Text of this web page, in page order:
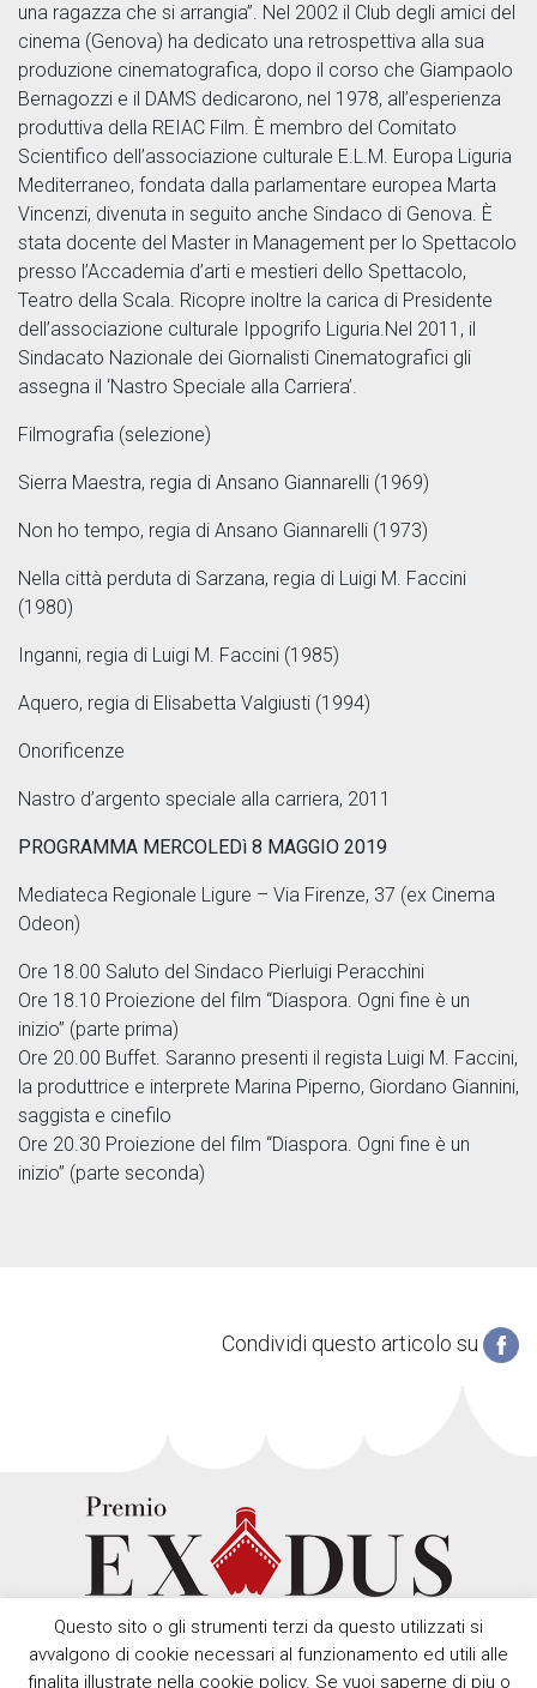
una ragazza che si arrangia”. Nel 2002 il Club degli amici del
cinema (Genova) ha dedicato una retrospettiva alla sua
produzione cinematografica, dopo il corso che Giampaolo
Bernagozzi e il DAMS dedicarono, nel 1978, all’esperienza
produttiva della REIAC Film. È membro del Comitato
Scientifico dell’associazione culturale E.L.M. Europa Liguria
Mediterraneo, fondata dalla parlamentare europea Marta
Vincenzi, divenuta in seguito anche Sindaco di Genova. È
stata docente del Master in Management per lo Spettacolo
presso l’Accademia d’arti e mestieri dello Spettacolo,
Teatro della Scala. Ricopre inoltre la carica di Presidente
dell’associazione culturale Ippogrifo Liguria.Nel 2011, il
Sindacato Nazionale dei Giornalisti Cinematografici gli
assegna il ‘Nastro Speciale alla Carriera’.
Filmografia (selezione)
Sierra Maestra, regia di Ansano Giannarelli (1969)
Non ho tempo, regia di Ansano Giannarelli (1973)
Nella città perduta di Sarzana, regia di Luigi M. Faccini
(1980)
Inganni, regia di Luigi M. Faccini (1985)
Aquero, regia di Elisabetta Valgiusti (1994)
Onorificenze
Nastro d’argento speciale alla carriera, 2011
PROGRAMMA MERCOLEDì 8 MAGGIO 2019
Mediateca Regionale Ligure – Via Firenze, 37 (ex Cinema
Odeon)
Ore 18.00 Saluto del Sindaco Pierluigi Peracchini
Ore 18.10 Proiezione del film “Diaspora. Ogni fine è un
inizio” (parte prima)
Ore 20.00 Buffet. Saranno presenti il regista Luigi M. Faccini,
la produttrice e interprete Marina Piperno, Giordano Giannini,
saggista e cinefilo
Ore 20.30 Proiezione del film “Diaspora. Ogni fine è un
inizio” (parte seconda)
Condividi questo articolo su
Questo sito o gli strumenti terzi da questo utilizzati si
avvalgono di cookie necessari al funzionamento ed utili alle
finalita illustrate nella cookie policy. Se vuoi saperne di piu o